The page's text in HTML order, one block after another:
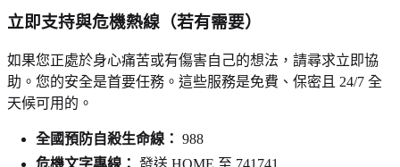
立即支持與危機熱線（若有需要）
如果您正處於身心痛苦或有傷害自己的想法，請尋求立即協
助。您的安全是首要任務。這些服務是免費、保密且 24/7 全
天候可用的。
全國預防自殺生命線： 988